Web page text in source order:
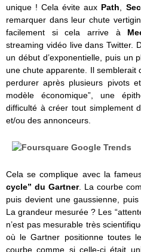
unique ! Cela évite aux Path
remarquer dans leur chute
facilement si cela arrive à
streaming vidéo live dans Twitter.
un début d’exponentielle, puis un
une chute apparente. Il semblerait
perdurer après plusieurs pivots
modèle économique”, une
difficulté à créer tout simplement
et/ou des annonceurs.
Cela se complique avec la
cycle” du Gartner. La courbe
puis devient une gaussienne,
La grandeur mesurée ? Les
n’est pas mesurable très
où le Gartner positionne toutes
courbe comme si celle-ci était